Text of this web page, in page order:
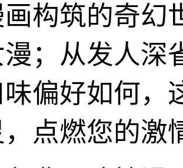
构筑的奇幻
；从发人深
偏好如何，
点燃您的激